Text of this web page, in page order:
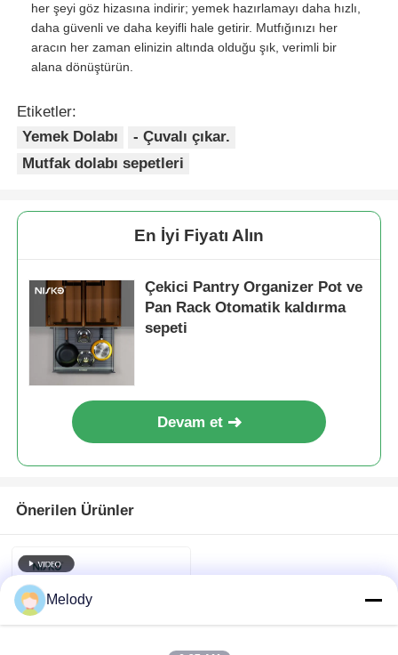
Mutfak Çöp Kutusu
pirinç kabı
her şeyi göz hizasına indirir; yemek hazırlamayı daha hızlı,
daha güvenli ve daha keyifli hale getirir. Mutfığınızı her
aracın her zaman elinizin altında olduğu şık, verimli bir
alana dönüştürün.
Etiketler:
Yemek Dolabı
- Çuvalı çıkar.
Mutfak dolabı sepetleri
En İyi Fiyatı Alın
Çekici Pantry Organizer Pot ve
Pan Rack Otomatik kaldırma
sepeti
Devam et
Önerilen Ürünler
Melody